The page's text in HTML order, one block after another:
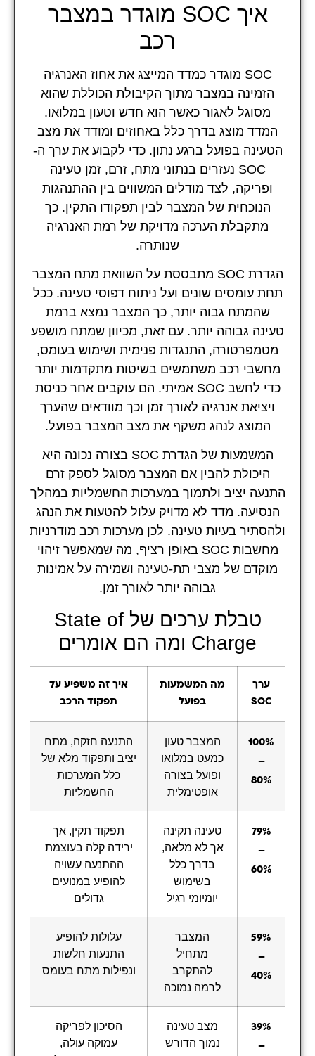
איך SOC מוגדר במצבר
רכב
SOC מוגדר כמדד המייצג את אחוז האנרגיה
הזמינה במצבר מתוך הקיבולת הכוללת שהוא
מסוגל לאגור כאשר הוא חדש וטעון במלואו.
המדד מוצג בדרך כלל באחוזים ומודד את מצב
הטעינה בפועל ברגע נתון. כדי לקבוע את ערך ה-
SOC נעזרים בנתוני מתח, זרם, זמן טעינה
ופריקה, לצד מודלים המשווים בין ההתנהגות
הנוכחית של המצבר לבין תפקודו התקין. כך
מתקבלת הערכה מדויקת של רמת האנרגיה
שנותרה.
הגדרת SOC מתבססת על השוואת מתח המצבר
תחת עומסים שונים ועל ניתוח דפוסי טעינה. ככל
שהמתח גבוה יותר, כך המצבר נמצא ברמת
טעינה גבוהה יותר. עם זאת, מכיוון שמתח מושפע
מטמפרטורה, התנגדות פנימית ושימוש בעומס,
מחשבי רכב משתמשים בשיטות מתקדמות יותר
כדי לחשב SOC אמיתי. הם עוקבים אחר כניסת
ויציאת אנרגיה לאורך זמן וכך מוודאים שהערך
המוצג לנהג משקף את מצב המצבר בפועל.
המשמעות של הגדרת SOC בצורה נכונה היא
היכולת להבין אם המצבר מסוגל לספק זרם
התנעה יציב ולתמוך במערכות החשמליות במהלך
הנסיעה. מדד לא מדויק עלול להטעות את הנהג
ולהסתיר בעיות טעינה. לכן מערכות רכב מודרניות
מחשבות SOC באופן רציף, מה שמאפשר זיהוי
מוקדם של מצבי תת-טעינה ושמירה על אמינות
גבוהה יותר לאורך זמן.
טבלת ערכים של State of
Charge ומה הם אומרים
ערך
SOC
מה המשמעות
בפועל
איך זה משפיע על
תפקוד הרכב
100%
–
80%
המצבר טעון
כמעט במלואו
ופועל בצורה
אופטימלית
התנעה חזקה, מתח
יציב ותפקוד מלא של
כלל המערכות
החשמליות
79%
–
60%
טעינה תקינה
אך לא מלאה,
בדרך כלל
בשימוש
יומיומי רגיל
תפקוד תקין, אך
ירידה קלה בעוצמת
ההתנעה עשויה
להופיע במנועים
גדולים
59%
–
40%
המצבר
מתחיל
להתקרב
לרמה נמוכה
עלולות להופיע
התנעות חלשות
ונפילות מתח בעומס
39%
–
מצב טעינה
נמוך הדורש
הסיכון לפריקה
עמוקה עולה,